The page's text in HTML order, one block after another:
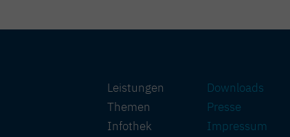
Leistungen
Themen
Infothek
Downloads
Presse
Impressum